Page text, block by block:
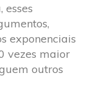
esses
exponenciais
vezes maior
outros